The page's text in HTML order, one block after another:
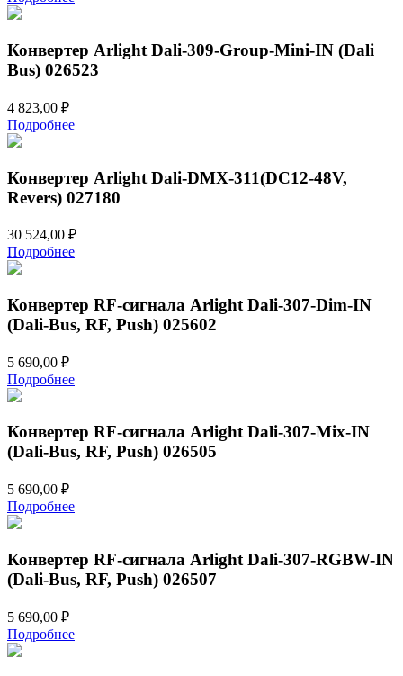
Конвертер Arlight Dali-309-Group-Mini-IN (Dali
Bus) 026523
4 823,00 ₽
Подробнее
Конвертер Arlight Dali-DMX-311(DC12-48V,
Revers) 027180
30 524,00 ₽
Подробнее
Конвертер RF-сигнала Arlight Dali-307-Dim-IN
(Dali-Bus, RF, Push) 025602
5 690,00 ₽
Подробнее
Конвертер RF-сигнала Arlight Dali-307-Mix-IN
(Dali-Bus, RF, Push) 026505
5 690,00 ₽
Подробнее
Конвертер RF-сигнала Arlight Dali-307-RGBW-IN
(Dali-Bus, RF, Push) 026507
5 690,00 ₽
Подробнее